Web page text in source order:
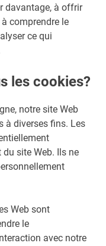
davantage, à offrir
comprendre le
ce qui
les cookies?
notre site Web
à diverses fins. Les
site Web. Ils ne
Web sont
le
avec notre